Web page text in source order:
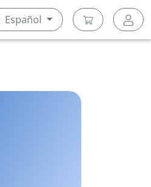
Español